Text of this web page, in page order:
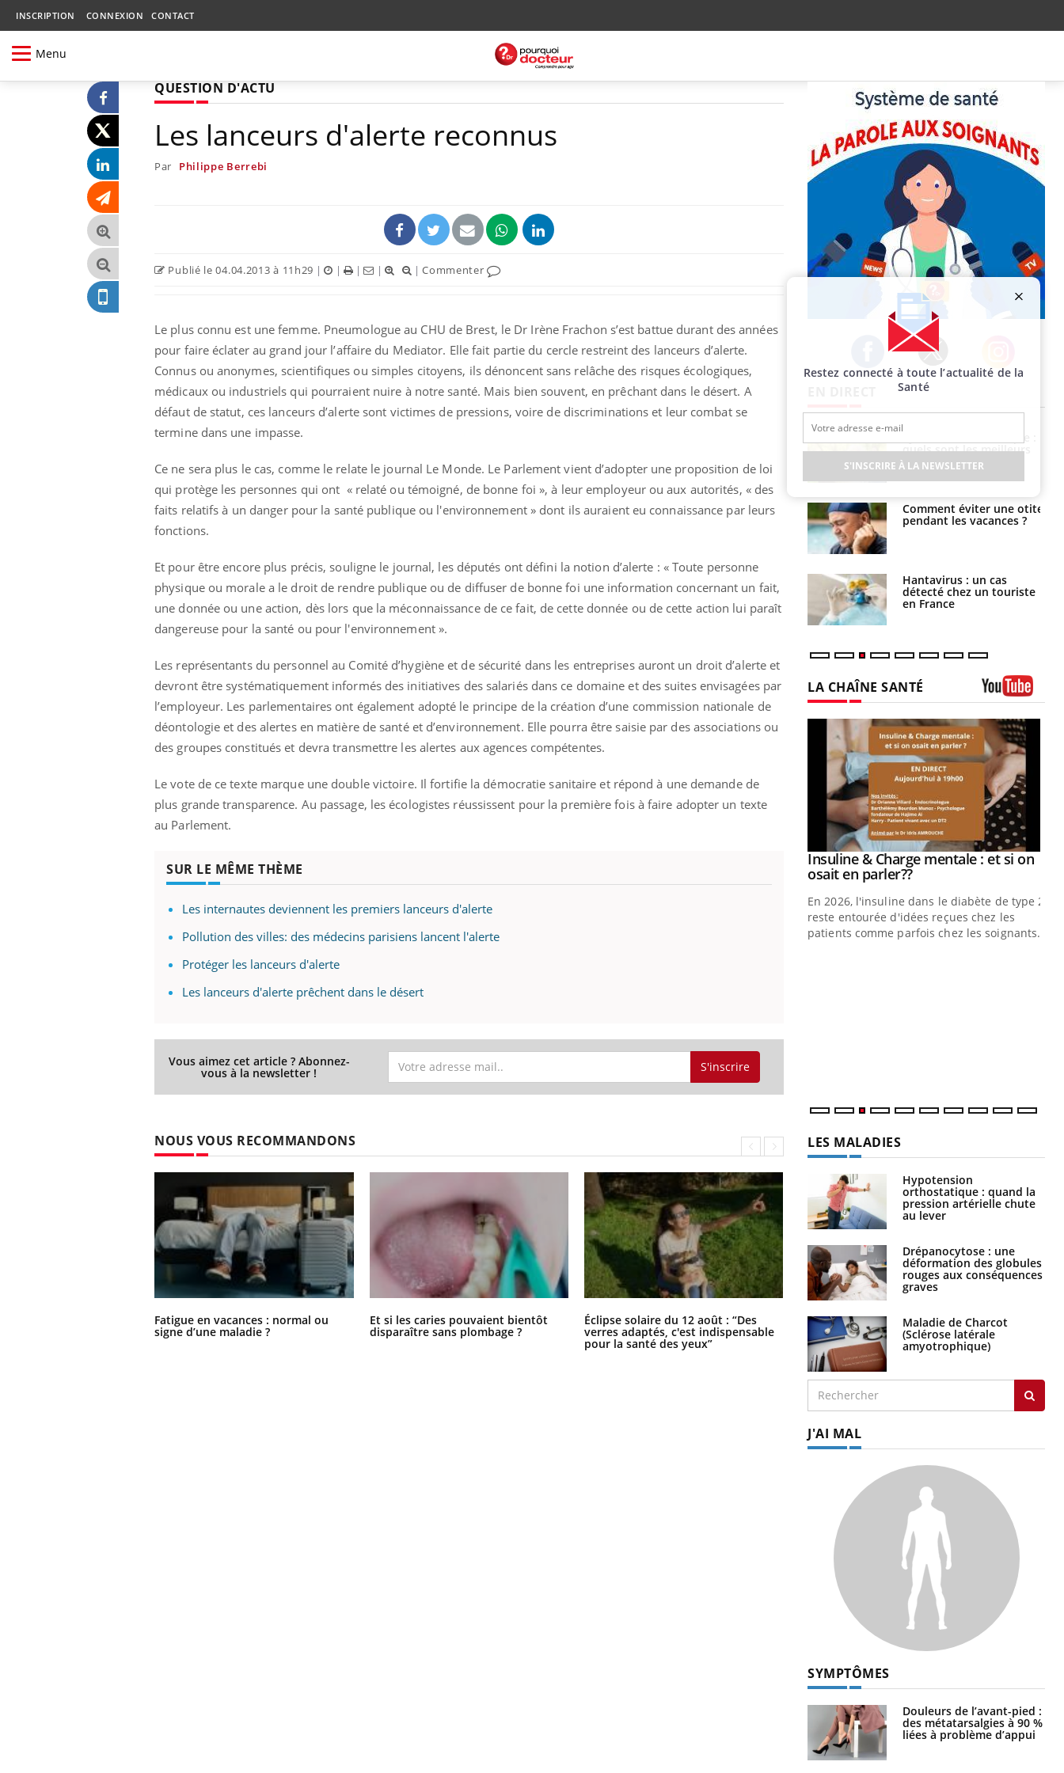
INSCRIPTION CONNEXION CONTACT
Menu
QUESTION D'ACTU
Les lanceurs d'alerte reconnus
Par Philippe Berrebi
Publié le 04.04.2013 à 11h29 | | | | |Commenter
Le plus connu est une femme. Pneumologue au CHU de Brest, le Dr Irène Frachon s’est battue durant des années
pour faire éclater au grand jour l’affaire du Mediator. Elle fait partie du cercle restreint des lanceurs d’alerte.
Connus ou anonymes, scientifiques ou simples citoyens, ils dénoncent sans relâche des risques écologiques,
médicaux ou industriels qui pourraient nuire à notre santé. Mais bien souvent, en prêchant dans le désert. A
défaut de statut, ces lanceurs d’alerte sont victimes de pressions, voire de discriminations et leur combat se
termine dans une impasse.
Ce ne sera plus le cas, comme le relate le journal Le Monde. Le Parlement vient d’adopter une proposition de loi
qui protège les personnes qui ont « relaté ou témoigné, de bonne foi », à leur employeur ou aux autorités, « des
faits relatifs à un danger pour la santé publique ou l'environnement » dont ils auraient eu connaissance par leurs
fonctions.
Et pour être encore plus précis, souligne le journal, les députés ont défini la notion d’alerte : « Toute personne
physique ou morale a le droit de rendre publique ou de diffuser de bonne foi une information concernant un fait,
une donnée ou une action, dès lors que la méconnaissance de ce fait, de cette donnée ou de cette action lui paraît
dangereuse pour la santé ou pour l'environnement ».
Les représentants du personnel au Comité d’hygiène et de sécurité dans les entreprises auront un droit d’alerte et
devront être systématiquement informés des initiatives des salariés dans ce domaine et des suites envisagées par
l’employeur. Les parlementaires ont également adopté le principe de la création d’une commission nationale de
déontologie et des alertes en matière de santé et d’environnement. Elle pourra être saisie par des associations ou
des groupes constitués et devra transmettre les alertes aux agences compétentes.
Le vote de ce texte marque une double victoire. Il fortifie la démocratie sanitaire et répond à une demande de
plus grande transparence. Au passage, les écologistes réussissent pour la première fois à faire adopter un texte
au Parlement.
SUR LE MÊME THÈME
Les internautes deviennent les premiers lanceurs d'alerte
Pollution des villes: des médecins parisiens lancent l'alerte
Protéger les lanceurs d'alerte
Les lanceurs d'alerte prêchent dans le désert
Vous aimez cet article ? Abonnez-
vous à la newsletter ! S'inscrire
NOUS VOUS RECOMMANDONS
Fatigue en vacances : normal ou
signe d’une maladie ?
Et si les caries pouvaient bientôt
disparaître sans plombage ?
Éclipse solaire du 12 août : “Des
verres adaptés, c'est indispensable
pour la santé des yeux”
Les troubles du sommeil modifient
votre cerveau !
Facebook Twitter Instagram
maladie ?
Et si les caries pouvaient
Éclipse solaire du 12 août
: “Des verres adaptés,
c'est indispensable pour
la santé des yeux”
Mon enfant est-il trop
sensible ou simplement
Bébés, jeunes enfants :
quelle trousse à
pharmacie pour les
vacances ?
quels sont les meilleurs
exercices physiques ?
Comment éviter une otite
pendant les vacances ?
Hantavirus : un cas
détecté chez un touriste
en France
LA CHAÎNE SANTÉ
Il y a des sujets qui sont faciles à aborder...
d'autres non ! D'un côté, poser des
questions sur la maladie d'un proche c'est
montrer ...
Youtube
Carence en fer : comprendre pour
Fatigue, irritabilité, brouillard mental ou
même alopécie… Les symptômes de la
Youtube
Insuline & Charge mentale : et si on
osait en parler??Youtube
En 2026, l'insuline dans le diabète de type 2
reste entourée d'idées reçues chez les
patients comme parfois chez les soignants.
LES MALADIES
Hypotension
orthostatique : quand la
pression artérielle chute
au lever
Drépanocytose : une
déformation des globules
rouges aux conséquences
graves
Maladie de Charcot
(Sclérose latérale
amyotrophique)
J'AI MAL
SYMPTÔMES
Douleurs de l’avant-pied :
des métatarsalgies à 90 %
liées à problème d’appui
Restez connecté à toute l’actualité de la
Santé
S'INSCRIRE À LA NEWSLETTER